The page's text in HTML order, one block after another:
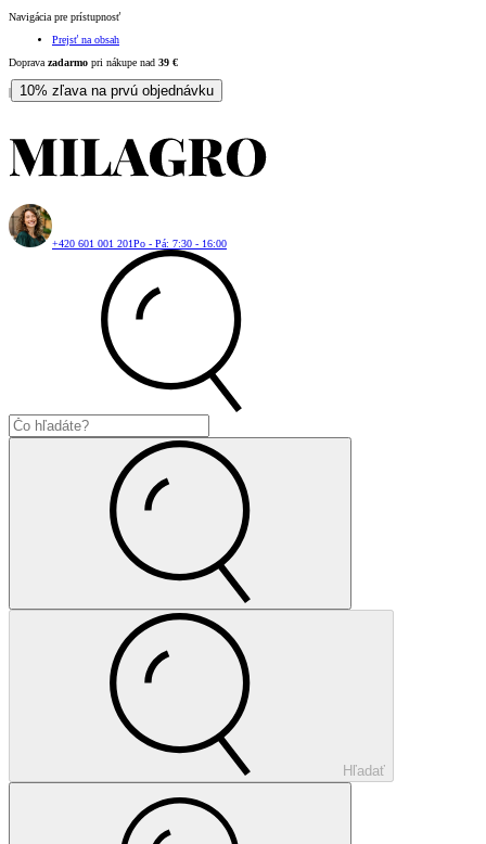
Navigácia pre prístupnosť
Prejsť na obsah
Doprava zadarmo pri nákupe nad 39 €
| 10% zľava na prvú objednávku
+420 601 001 201Po - Pá: 7:30 - 16:00
Hľadať